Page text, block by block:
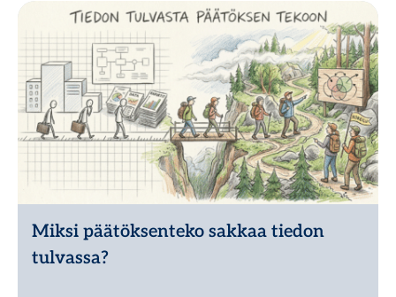
Miksi päätöksenteko sakkaa tiedon
tulvassa?